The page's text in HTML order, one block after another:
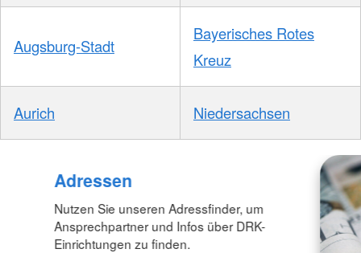
Augsburg-Stadt
Bayerisches Rotes
Kreuz
Aurich Niedersachsen
Adressen
Nutzen Sie unseren Adressfinder, um
Ansprechpartner und Infos über DRK-
Einrichtungen zu finden.